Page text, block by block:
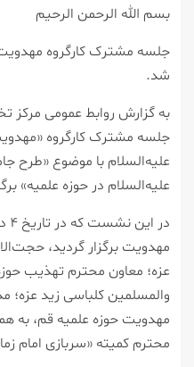
بسم الله الرحمن الرحیم
جلسه مشترک کارگروه مهدویت
شد.
به گزارش روابط عمومی
جلسه مشترک کارگروه
علیه‌السلام با موضوع «طرح
علیه‌السلام در حوزه علمیه»
مهدویت برگزار گردید،
عزه؛ معاون محترم تهذیب
والمسلمین کلباسی زید
مهدویت حوزه علمیه قم، به
محترم کمیته «سربازی امام